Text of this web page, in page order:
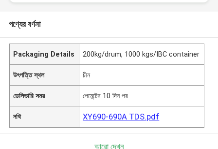
পণ্যের বর্ণনা
Packaging Details 200kg/drum, 1000 kgs/IBC container
উৎপত্তি স্থল চীন
ডেলিভারি সময় পেমেন্টের 10 দিন পর
নথি XY690-690A TDS.pdf
আরো দেখুন